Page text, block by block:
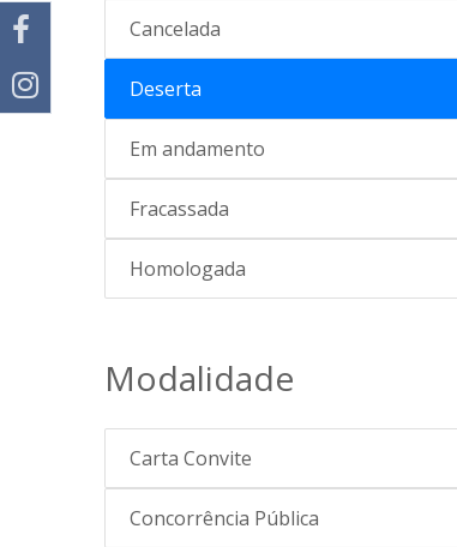
Cancelada
Deserta
Em andamento
Fracassada
Homologada
Modalidade
Carta Convite
Concorrência Pública